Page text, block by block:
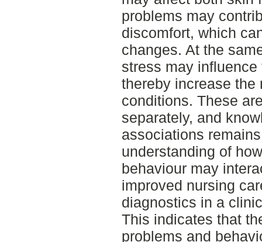
problems may
discomfort, which
changes. At the
stress may
thereby increase the
conditions. These
separately, and
associations
understanding of
behaviour may
improved nursing
diagnostics in a
This indicates that
problems and